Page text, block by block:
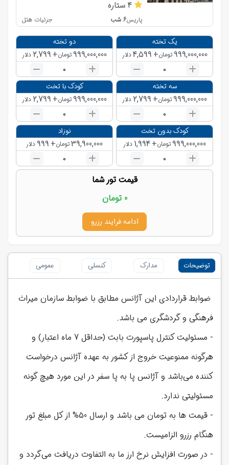
4 ستاره
پاریس6 شب جزئیات هتل
یک تخته
999,000,000 تومان+
4,599دلار
0
دو تخته
999,000,000 تومان+
2,799 دلار
0
سه تخته
999,000,000 تومان+
2,799 دلار
0
کودک با تخت
999,000,000 تومان+
2,799 دلار
0
کودک بدون تخت
999,000,000 تومان+
1,994 دلار
0
نوزاد
39,900,000تومان+
999 دلار
0
قیمت تور شما
0 تومان
ادامه فرایند رزرو
توضیحات مدارک کنسلی عمومی
ضوابط قراردادی این آژانس مطابق با ضوابط سازمان میراث
فرهنگی و گردشگری می باشد.
- مسئولیت کنترل پاسپورت بابت (حداقل 7 ماه اعتبار) و
هرگونه ممنوعیت خروج از کشور به عهده آژانس درخواست
کننده می‌باشد و آژانس پا به پا سفر در این مورد هیچ گونه
مسئولیتی ندارد.
- قیمت ها به تومان می باشد و ارسال 50% از کل مبلغ تور
هنگام رزرو الزامیست.
- در صورت افزایش نرخ ارز ما به التفاوت دریافت می‌گردد و